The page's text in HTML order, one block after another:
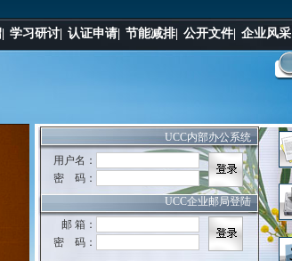
学习研讨| 认证申请| 节能减排| 公开文件| 企业风采
UCC内部办公系统
用户名：
密 码：
UCC企业邮局登陆
邮 箱：
密 码：